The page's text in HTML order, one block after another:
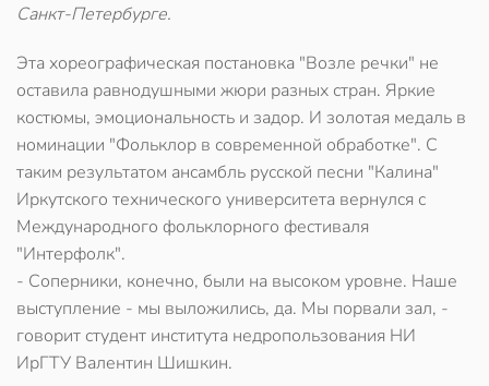
Санкт-Петербурге.
Эта хореографическая постановка "Возле речки" не
оставила равнодушными жюри разных стран. Яркие
костюмы, эмоциональность и задор. И золотая медаль в
номинации "Фольклор в современной обработке". С
таким результатом ансамбль русской песни "Калина"
Иркутского технического университета вернулся с
Международного фольклорного фестиваля
"Интерфолк".
- Соперники, конечно, были на высоком уровне. Наше
выступление - мы выложились, да. Мы порвали зал, -
говорит студент института недропользования НИ
ИрГТУ Валентин Шишкин.